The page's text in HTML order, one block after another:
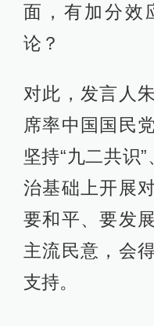
面，有加分效
论？
对此，发言人
席率中国国民
坚持“九二共识
治基础上开展
要和平、要发
主流民意，会
支持。